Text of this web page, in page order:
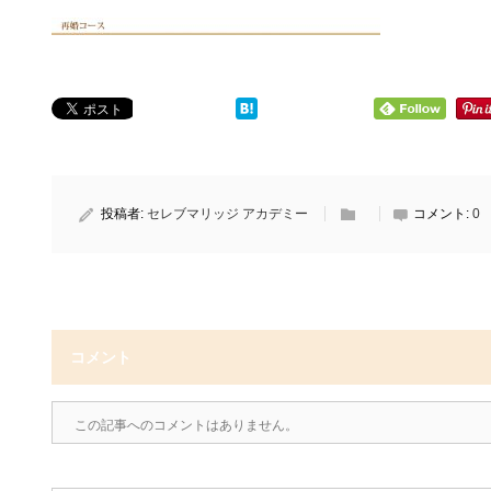
投稿者: セレブマリッジ アカデミー コメント: 0
コメント
この記事へのコメントはありません。